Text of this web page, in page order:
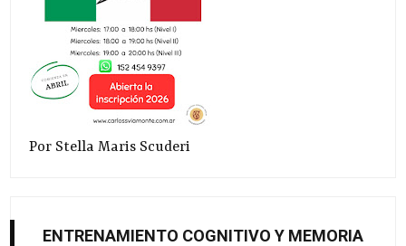
Por Stella Maris Scuderi
ENTRENAMIENTO COGNITIVO Y MEMORIA